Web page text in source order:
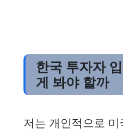
한국 투자자
게 봐야 할까
저는 개인적으로